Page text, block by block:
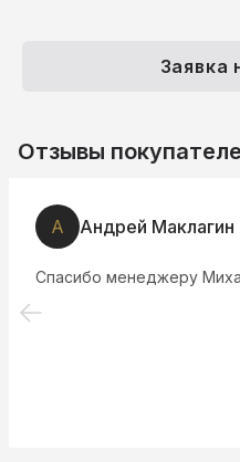
Заявка
Отзывы
М Мария Терзева
Подобрали в салоне